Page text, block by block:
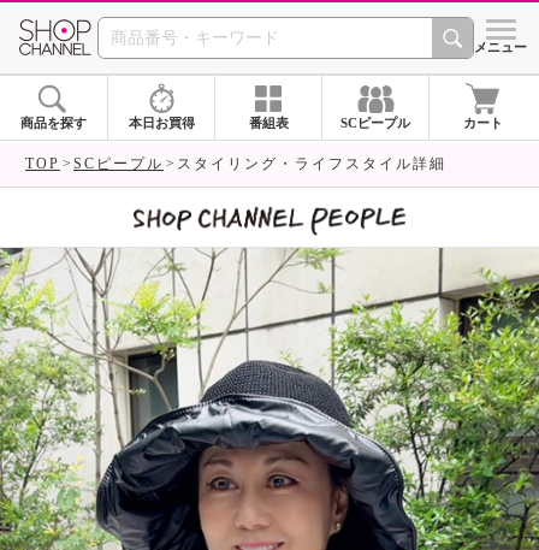
SHOP CHANNEL シメニュー
商品を探す 本日お買得 番組表 SCピープル カート
TOP SCピープル スタイリング・ライフスタイル詳細